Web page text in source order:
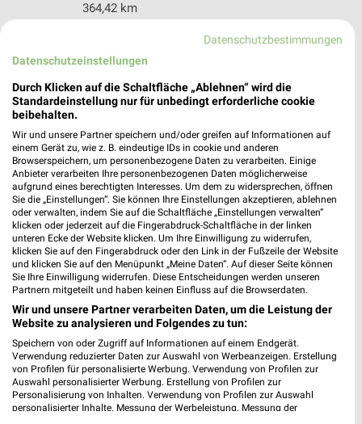
364,42 km
Reisedienst Hermessen Soest
59494 Soest
378,44 km
Klute Reisen Osnabrück
Berghoffstr. 32
49090 Osnabrück
Heute geschlossen
365,81 km
Simply Groups Bünde
Hindenburgstraße 1
32257 Bünde
Heute geschlossen
329,07 km
Datenschutzbestimmungen
Datenschutzeinstellungen
Durch Klicken auf die Schaltfläche „Ablehnen“ wird die
Standardeinstellung nur für unbedingt erforderliche cookie
beibehalten.
Wir und unsere Partner speichern und/oder greifen auf Informationen auf
einem Gerät zu, wie z. B. eindeutige IDs in cookie und anderen
Browserspeichern, um personenbezogene Daten zu verarbeiten. Einige
Anbieter verarbeiten Ihre personenbezogenen Daten möglicherweise
aufgrund eines berechtigten Interesses. Um dem zu widersprechen, öffnen
Sie die „Einstellungen“. Sie können Ihre Einstellungen akzeptieren, ablehnen
oder verwalten, indem Sie auf die Schaltfläche „Einstellungen verwalten“
klicken oder jederzeit auf die Fingerabdruck-Schaltfläche in der linken
unteren Ecke der Website klicken. Um Ihre Einwilligung zu widerrufen,
klicken Sie auf den Fingerabdruck oder den Link in der Fußzeile der Website
und klicken Sie auf den Menüpunkt „Meine Daten“. Auf dieser Seite können
Sie Ihre Einwilligung widerrufen. Diese Entscheidungen werden unseren
Partnern mitgeteilt und haben keinen Einfluss auf die Browserdaten.
Wir und unsere Partner verarbeiten Daten, um die Leistung der
Website zu analysieren und Folgendes zu tun:
Speichern von oder Zugriff auf Informationen auf einem Endgerät.
Verwendung reduzierter Daten zur Auswahl von Werbeanzeigen. Erstellung
von Profilen für personalisierte Werbung. Verwendung von Profilen zur
Auswahl personalisierter Werbung. Erstellung von Profilen zur
Personalisierung von Inhalten. Verwendung von Profilen zur Auswahl
personalisierter Inhalte. Messung der Werbeleistung. Messung der